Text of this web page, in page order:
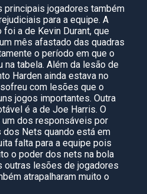
principais jogadores também
para a equipe. A
a de Kevin Durant, que
mês afastado das quadras
o período em que o
na tabela. Além da lesão de
Harden ainda estava no
com lesões que o
jogos importantes. Outra
é a de Joe Harris. O
um dos responsáveis por
Nets quando está em
falta para a equipe pois
o poder dos nets na bola
outras lesões de jogadores
atrapalharam muito o